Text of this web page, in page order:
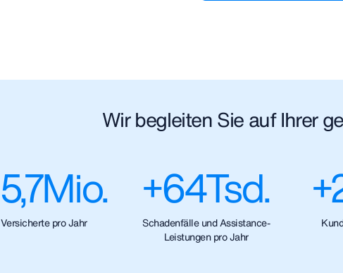
Wir begleiten Sie auf Ihrer
5,7Mio.
Versicherte pro Jahr
+64Tsd.
Schadenfälle und Assistance-
Leistungen pro Jahr
+